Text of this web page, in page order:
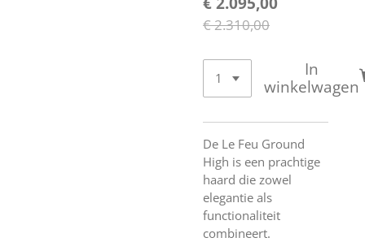
€ 2.310,00
In
winkelwagen
De Le Feu Ground
High is een prachtige
haard die zowel
elegantie als
functionaliteit
combineert.